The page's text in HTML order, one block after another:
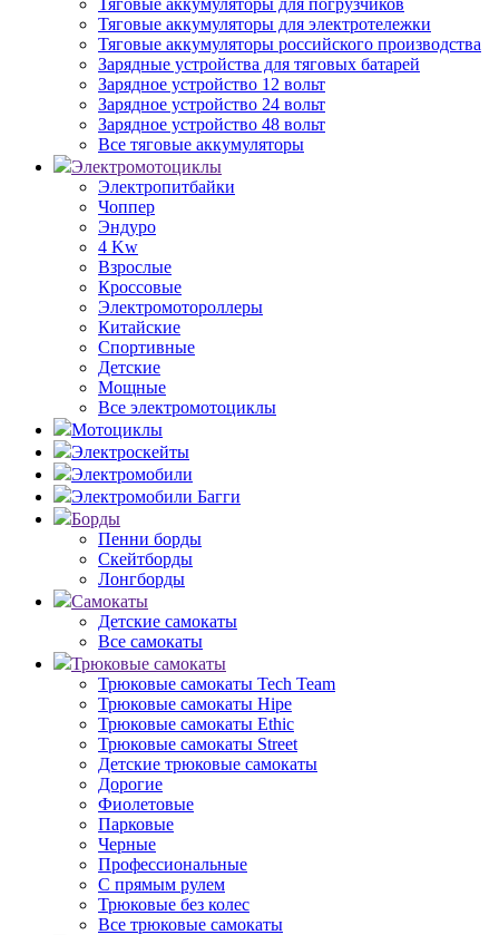
Тяговые аккумуляторы для погрузчиков
Тяговые аккумуляторы для электротележки
Тяговые аккумуляторы российского производства
Зарядные устройства для тяговых батарей
Зарядное устройство 12 вольт
Зарядное устройство 24 вольт
Зарядное устройство 48 вольт
Все тяговые аккумуляторы
Электромотоциклы
Электропитбайки
Чоппер
Эндуро
4 Kw
Взрослые
Кроссовые
Электромотороллеры
Китайские
Спортивные
Детские
Мощные
Все электромотоциклы
Мотоциклы
Электроскейты
Электромобили
Электромобили Багги
Борды
Пенни борды
Скейтборды
Лонгборды
Самокаты
Детские самокаты
Все самокаты
Трюковые самокаты
Трюковые самокаты Tech Team
Трюковые самокаты Hipe
Трюковые самокаты Ethic
Трюковые самокаты Street
Детские трюковые самокаты
Дорогие
Фиолетовые
Парковые
Черные
Профессиональные
С прямым рулем
Трюковые без колес
Все трюковые самокаты